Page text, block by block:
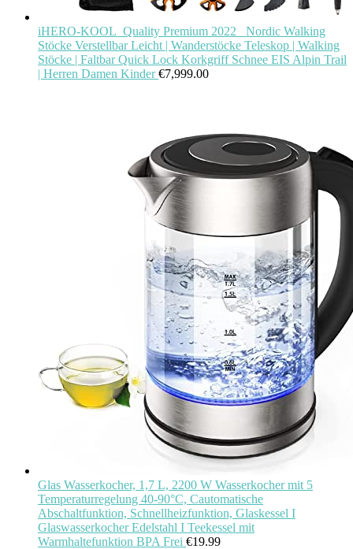
iHERO-KOOL_Quality Premium 2022_ Nordic Walking
Stöcke Verstellbar Leicht | Wanderstöcke Teleskop | Walking
Stöcke | Faltbar Quick Lock Korkgriff Schnee EIS Alpin Trail
| Herren Damen Kinder €7,999.00
Glas Wasserkocher, 1,7 L, 2200 W Wasserkocher mit 5
Temperaturregelung 40-90°C, Cautomatische
Abschaltfunktion, Schnellheizfunktion, Glaskessel I
Glaswasserkocher Edelstahl I Teekessel mit
Warmhaltefunktion BPA Frei €19.99